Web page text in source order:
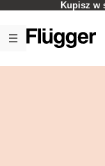
Kupisz w